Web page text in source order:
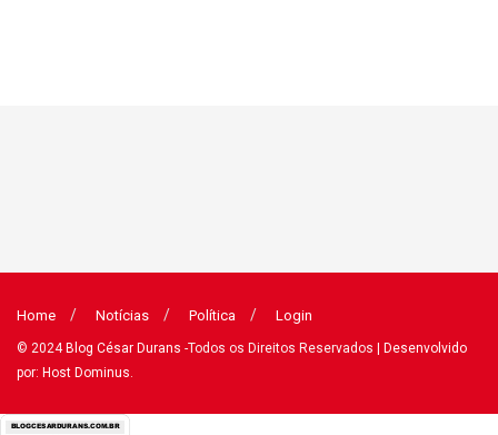
Home Notícias Política Login
© 2024 Blog César Durans -Todos os Direitos Reservados
| Desenvolvido
por: Host Dominus.